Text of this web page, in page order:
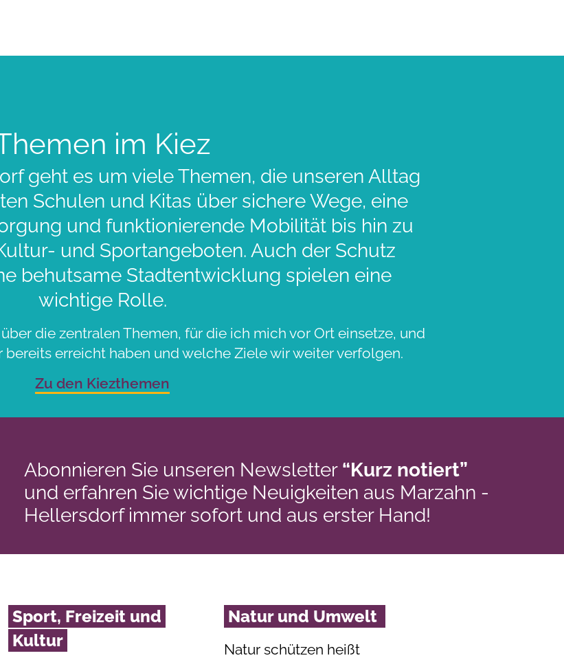
im Kiez
geht es um viele Themen, die unseren Alltag
Schulen und Kitas über sichere Wege, eine
und funktionierende Mobilität bis hin zu
und Sportangeboten. Auch der Schutz
behutsame Stadtentwicklung spielen eine
wichtige Rolle.
die zentralen Themen, für die ich mich vor Ort einsetze, und
bereits erreicht haben und welche Ziele wir weiter verfolgen.
Zu den Kiezthemen
Abonnieren Sie unseren Newsletter “Kurz notiert”
und erfahren Sie wichtige Neuigkeiten aus Marzahn -
Hellersdorf immer sofort und aus erster Hand!
Sport, Freizeit und
Kultur
Natur und Umwelt
Natur schützen heißt